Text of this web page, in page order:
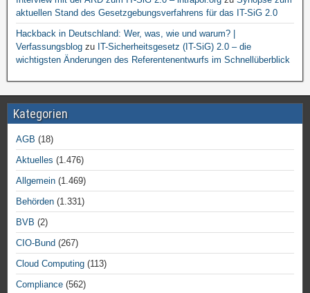
aktuellen Stand des Gesetzgebungsverfahrens für das IT-SiG 2.0
Hackback in Deutschland: Wer, was, wie und warum? |
Verfassungsblog zu IT-Sicherheitsgesetz (IT-SiG) 2.0 – die
wichtigsten Änderungen des Referentenentwurfs im Schnellüberblick
Kategorien
AGB (18)
Aktuelles (1.476)
Allgemein (1.469)
Behörden (1.331)
BVB (2)
CIO-Bund (267)
Cloud Computing (113)
Compliance (562)